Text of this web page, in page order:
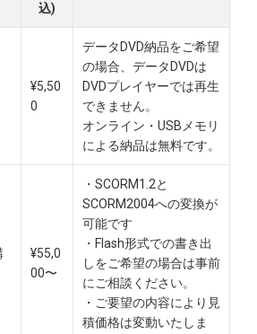
込)
¥5,50
0
データDVD納品をご希望
の場合、データDVDは
DVDプレイヤーでは再生
できません。
オンライン・USBメモリ
による納品は無料です。​
¥55,0
00〜
・SCORM1.2と
SCORM2004への変換が
可能です
・Flash形式での書き出
しをご希望の場合は事前
にご相談ください。
・ご要望の内容により見
積価格は変動いたしま